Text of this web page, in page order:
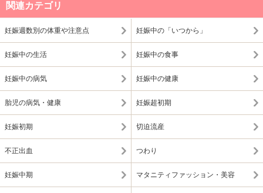
関連カテゴリ
妊娠週数別の体重や注意点 妊娠中の「いつから」
妊娠中の生活 妊娠中の食事
妊娠中の病気 妊娠中の健康
胎児の病気・健康 妊娠超初期
妊娠初期 切迫流産
不正出血 つわり
妊娠中期 マタニティファッション・美容